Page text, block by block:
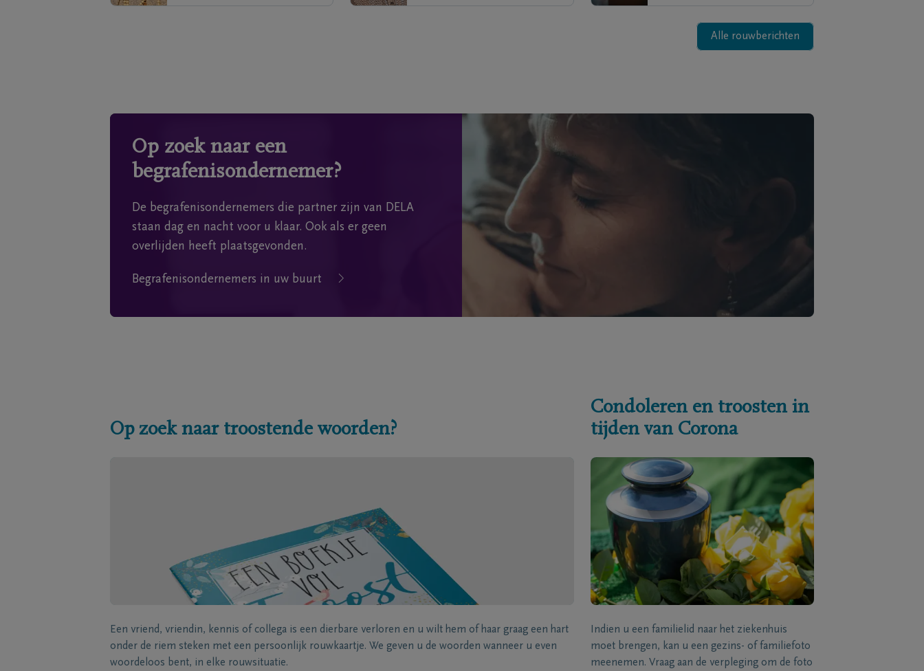
Alle rouwberichten
Op zoek naar een
begrafenisondernemer?
De begrafenisondernemers die partner zijn van DELA
staan dag en nacht voor u klaar. Ook als er geen
overlijden heeft plaatsgevonden.
Begrafenisondernemers in uw buurt
Op zoek naar troostende woorden?
Een vriend, vriendin, kennis of collega is een dierbare verloren en u wilt hem of haar graag een hart
onder de riem steken met een persoonlijk rouwkaartje. We geven u de woorden wanneer u even
woordeloos bent, in elke rouwsituatie.
Condoleren en troosten in
tijden van Corona
Indien u een familielid naar het ziekenhuis
moet brengen, kan u een gezins- of familiefoto
meenemen. Vraag aan de verpleging om de foto